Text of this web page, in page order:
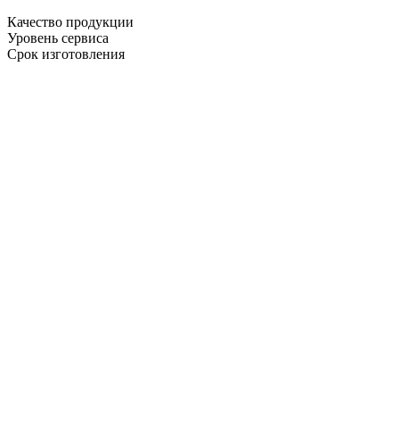
Качество продукции
Уровень сервиса
Срок изготовления